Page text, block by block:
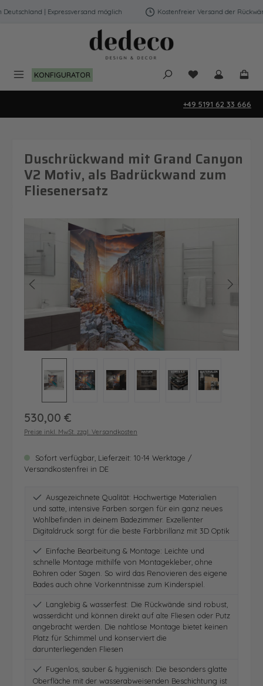
Zum Hauptinhalt springen
| Expressversand möglich Kostenfreier Versand der
KONFIGURATOR Du hast 0
+49 5191 62 33 666
Duschrückwand mit Grand Canyon
V2 Motiv, als Badrückwand zum
Fliesenersatz
Bildergalerie überspringen
Regulärer Preis:
530,00 €
Preise inkl. MwSt. zzgl. Versandkosten
Sofort verfügbar, Lieferzeit: 10-14 Werktage /
Versandkostenfrei in DE
Ausgezeichnete Qualität: Hochwertige Materialien
und satte, intensive Farben sorgen für ein ganz neues
Wohlbefinden in deinem Badezimmer. Exzellenter
Digitaldruck sorgt für die beste Farbbrillanz mit 3D Optik
Einfache Bearbeitung & Montage: Leichte und
schnelle Montage mithilfe von Montagekleber, ohne
Bohren oder Sägen. So wird das Renovieren des eigene
Bades auch ohne Vorkenntnisse zum Kinderspiel.
Langlebig & wasserfest: Die Rückwände sind robust,
wasserdicht und können direkt auf alte Fliesen oder Putz
angebracht werden. Die nahtlose Montage bietet keinen
Platz für Schimmel und konserviert die
darunterliegenden Fliesen
Fugenlos, sauber & hygienisch: Die besonders glatte
Oberfläche mit der wasserabweisenden Beschichtung ist